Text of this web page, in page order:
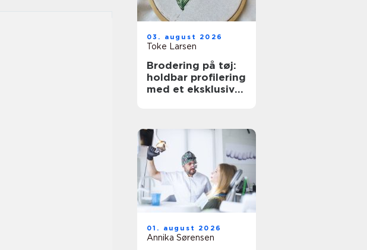
03. august 2026
Toke Larsen
Brodering på tøj:
holdbar profilering
med et eksklusivt
01. august 2026
Annika Sørensen